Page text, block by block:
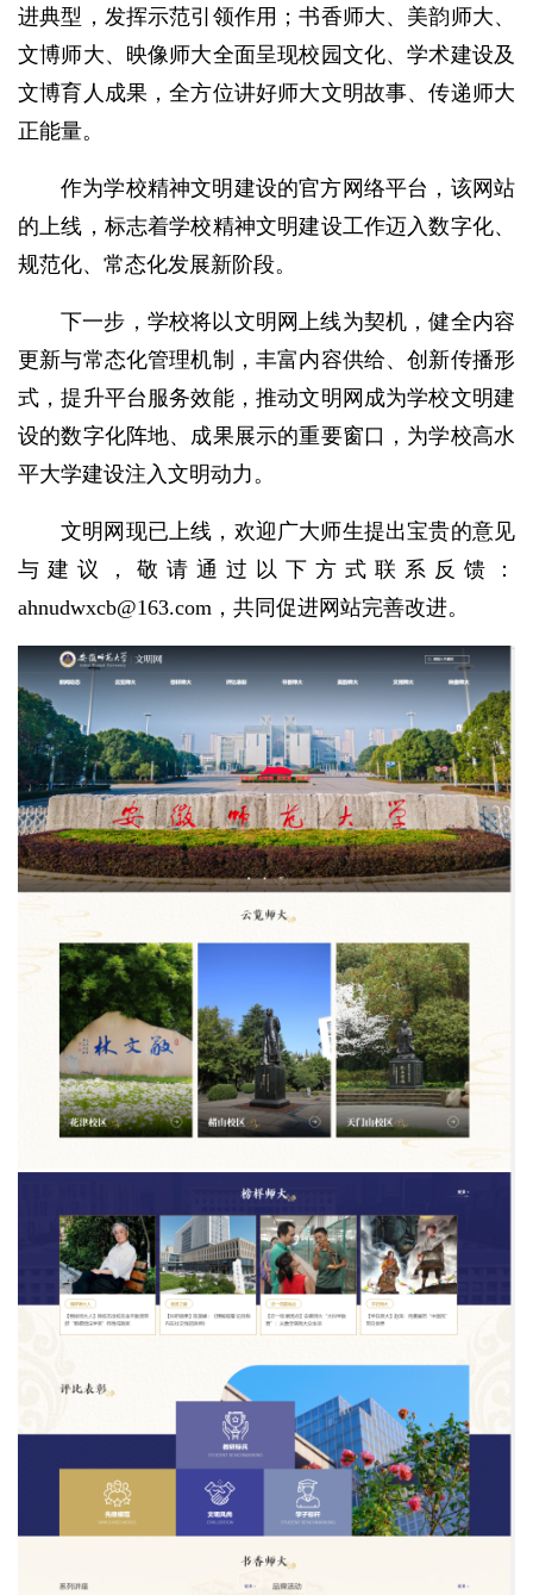
进典型，发挥示范引领作用；书香师大、美韵师大、
文博师大、映像师大全面呈现校园文化、学术建设及
文博育人成果，全方位讲好师大文明故事、传递师大
正能量。
作为学校精神文明建设的官方网络平台，该网站
的上线，标志着学校精神文明建设工作迈入数字化、
规范化、常态化发展新阶段。
下一步，学校将以文明网上线为契机，健全内容
更新与常态化管理机制，丰富内容供给、创新传播形
式，提升平台服务效能，推动文明网成为学校文明建
设的数字化阵地、成果展示的重要窗口，为学校高水
平大学建设注入文明动力。
文明网现已上线，欢迎广大师生提出宝贵的意见
与建议，敬请通过以下方式联系反馈：
ahnudwxcb@163.com，共同促进网站完善改进。